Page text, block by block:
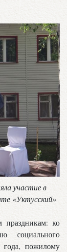
участие в
«Уктусский»
праздникам: ко
социального
пожилому